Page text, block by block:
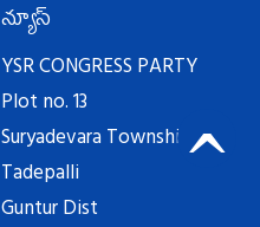
న్యూస్
YSR CONGRESS PARTY
Plot no. 13
Suryadevara Township
Tadepalli
Guntur Dist